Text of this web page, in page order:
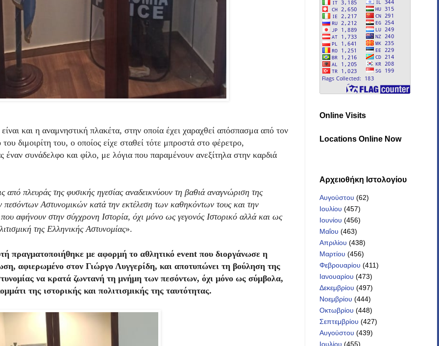
είναι και η αναμνηστική πλακέτα, στην οποία έχει χαραχθεί απόσπασμα από τον
του διμοιρίτη του, ο οποίος είχε σταθεί τότε μπροστά στο φέρετρο,
έναν συνάδελφο και φίλο, με λόγια που παραμένουν ανεξίτηλα στην καρδιά
από πλευράς της φυσικής ηγεσίας αναδεικνύουν τη βαθιά αναγνώριση της
Αστυνομικών κατά την εκτέλεση των καθηκόντων τους και την
αφήνουν στην σύγχρονη Ιστορία, όχι μόνο ως γεγονός Ιστορικό αλλά και ως
της Ελληνικής Αστυνομίας».
πραγματοποιήθηκε με αφορμή το αθλητικό event που διοργάνωσε η
αφιερωμένο στον Γιώργο Λυγγερίδη, και αποτυπώνει τη βούληση της
να κρατά ζωντανή τη μνήμη των πεσόντων, όχι μόνο ως σύμβολα,
της ιστορικής και πολιτισμικής της ταυτότητας.
Online Visits
Locations Online Now
Αρχειοθήκη Iστολογίου
Αυγούστου (62)
Ιουλίου (457)
Ιουνίου (456)
Μαΐου (463)
Απριλίου (438)
Μαρτίου (456)
Φεβρουαρίου (411)
Ιανουαρίου (473)
Δεκεμβρίου (497)
Νοεμβρίου (444)
Οκτωβρίου (448)
Σεπτεμβρίου (427)
Αυγούστου (439)
Ιουλίου (455)